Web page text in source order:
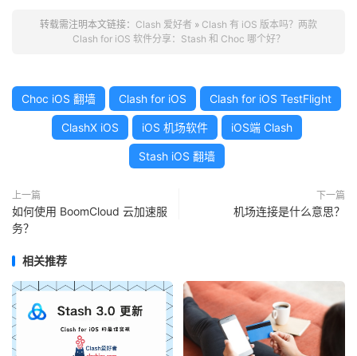
转载需注明本文链接： Clash 爱好者 » Clash 有 iOS 版本吗？两款
Clash for iOS 软件分享：Stash 和 Choc 哪个好？
Choc iOS 翻墙 Clash for iOS Clash for iOS TestFlight
ClashX iOS iOS 机场软件 iOS端 Clash
Stash iOS 翻墙
上一篇
如何使用 BoomCloud 云加速服
务？
下一篇
机场连接是什么意思？
相关推荐